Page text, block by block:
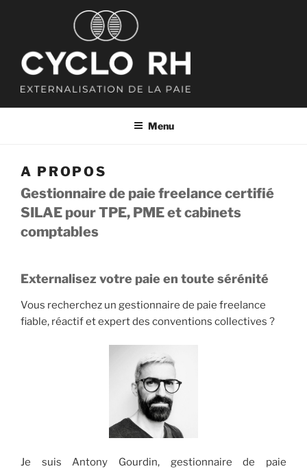
principal
CYCLO RH
Menu
A PROPOS
Gestionnaire de paie freelance certifié
SILAE pour TPE, PME et cabinets
comptables
Externalisez votre paie en toute sérénité
Vous recherchez un gestionnaire de paie freelance
fiable, réactif et expert des conventions collectives ?
Je suis Antony Gourdin, gestionnaire de paie